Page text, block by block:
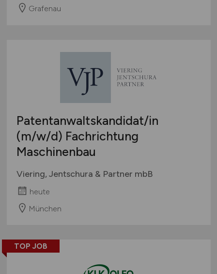
Grafenau
Patentanwaltskandidat/in
(m/w/d) Fachrichtung
Maschinenbau
Viering, Jentschura & Partner mbB
heute
München
TOP JOB